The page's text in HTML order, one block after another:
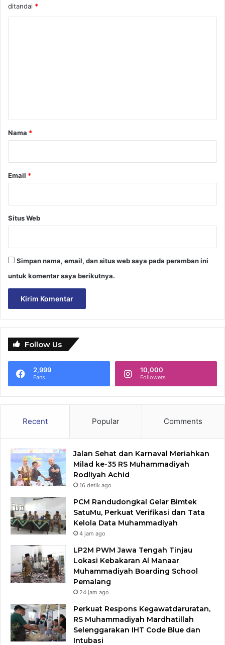
ditandai *
r
Nama *
Email *
Situs Web
Simpan nama, email, dan situs web saya pada peramban ini
untuk komentar saya berikutnya.
Follow Us
2,999
Fans
10,000
Followers
Recent Popular Comments
Jalan Sehat dan Karnaval Meriahkan
Milad ke-35 RS Muhammadiyah
Rodliyah Achid
16 detik ago
PCM Randudongkal Gelar Bimtek
SatuMu, Perkuat Verifikasi dan Tata
Kelola Data Muhammadiyah
4 jam ago
LP2M PWM Jawa Tengah Tinjau
Lokasi Kebakaran Al Manaar
Muhammadiyah Boarding School
Pemalang
24 jam ago
Perkuat Respons Kegawatdaruratan,
RS Muhammadiyah Mardhatillah
Selenggarakan IHT Code Blue dan
Intubasi